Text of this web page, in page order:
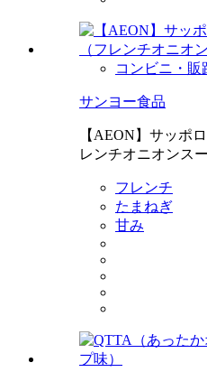
コンビニ・販
サンヨー食品
【AEON】サッポ
レンチオニオンス
フレンチ
たまねぎ
甘み